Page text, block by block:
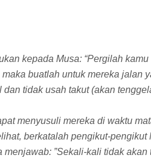
kepada Musa: “Pergilah
buatlah untuk mereka jalan
tidak usah takut (akan
menyusuli mereka di waktu
berkatalah pengikut-pengikut
menjawab: ”Sekali-kali tidak akan